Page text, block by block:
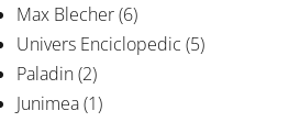
Max Blecher(6)
Univers Enciclopedic (5)
Paladin(2)
Junimea(1)